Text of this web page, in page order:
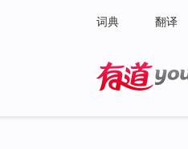
词典 翻译